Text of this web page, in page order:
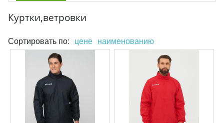
Куртки,ветровки
Сортировать по: цене наименованию